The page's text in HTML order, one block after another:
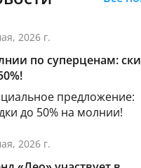
2026 г.
по суперценам:
предложение:
до 50% на молнии!
2026 г.